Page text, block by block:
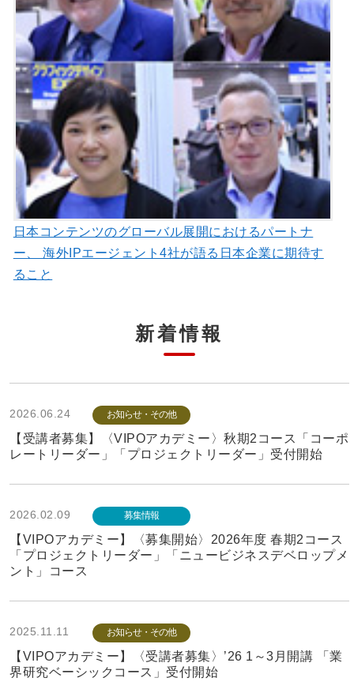
日本コンテンツのグローバル展開におけるパートナ
ー、 海外IPエージェント4社が語る日本企業に期待す
ること
新着情報
2026.06.24 お知らせ・その他
【受講者募集】〈VIPOアカデミー〉秋期2コース「コーポ
レートリーダー」「プロジェクトリーダー」受付開始
2026.02.09 募集情報
【VIPOアカデミー】〈募集開始〉2026年度 春期2コース
「プロジェクトリーダー」「ニュービジネスデベロップメ
ント」コース
2025.11.11 お知らせ・その他
【VIPOアカデミー】〈受講者募集〉’26 1～3月開講 「業
界研究ベーシックコース」受付開始